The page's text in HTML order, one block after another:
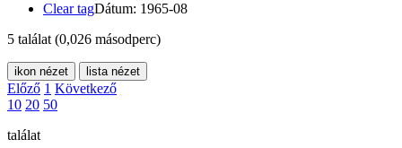
Clear tagDátum: 1965-08
5 találat (0,026 másodperc)
ikon nézet lista nézet
Előző 1 Következő
10 20 50
találat